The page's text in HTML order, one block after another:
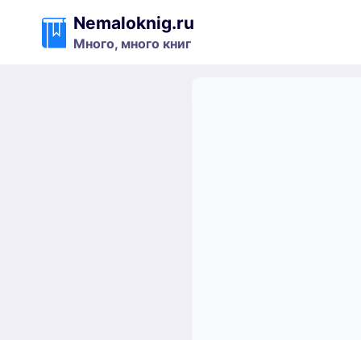
содержимому
Nemaloknig.ru
Много, много книг